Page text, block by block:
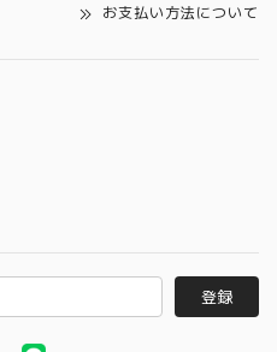
お支払い方法について
登録